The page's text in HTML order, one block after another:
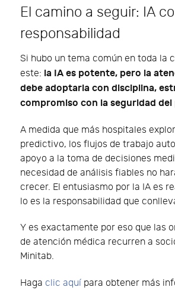
El camino a seguir: IA
responsabilidad
Si hubo un tema común en toda la
este: la IA es potente, pero la
debe adoptarla con disciplina,
compromiso con la seguridad del
A medida que más hospitales
predictivo, los flujos de trabajo
apoyo a la toma de decisiones
necesidad de análisis fiables no
crecer. El entusiasmo por la IA es
lo es la responsabilidad que
Y es exactamente por eso que las
de atención médica recurren a
Minitab.
Haga clic aquí para obtener más